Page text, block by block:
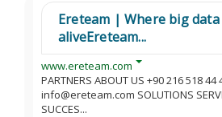
Ereteam | Where big data
aliveEreteam...
www.ereteam.com
PARTNERS ABOUT US +90 216 518 44
info@ereteam.com SOLUTIONS
SUCCES...